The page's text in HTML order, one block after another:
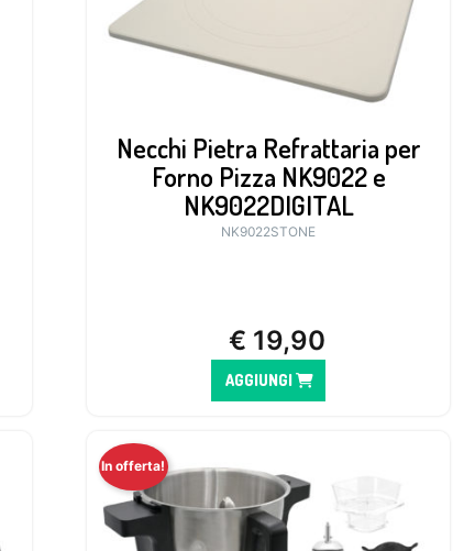
Necchi Pietra Refrattaria per
Forno Pizza NK9022 e
NK9022DIGITAL
NK9022STONE
€ 19,90
AGGIUNGI
In offerta!